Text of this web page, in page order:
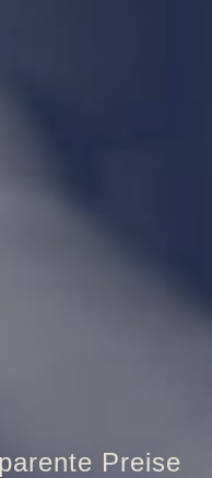
Brandschutztür